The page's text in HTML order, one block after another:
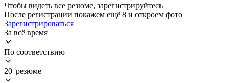
Чтобы видеть все резюме, зарегистрируйтесь
После регистрации покажем ещё 8 и откроем фото
Зарегистрироваться
За всё время
По соответствию
20 резюме